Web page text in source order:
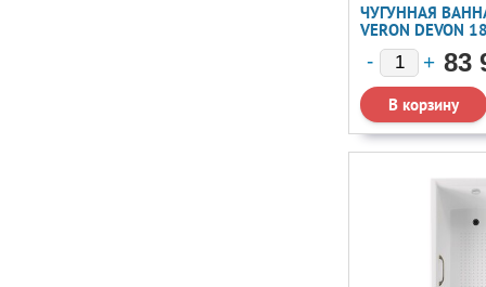
ЧУГУННАЯ
VERON DEVON
РУЧКАМИ
А/П
83